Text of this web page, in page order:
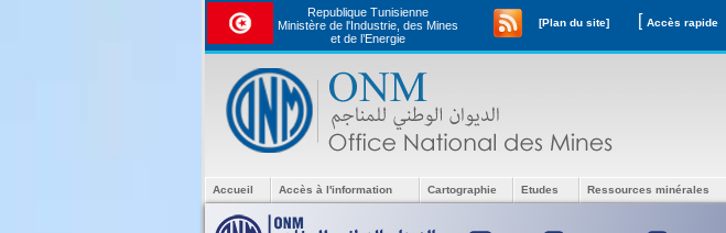
Republique Tunisienne
Ministère de l'Industrie, des Mines
et de l’Energie
[Plan du site] [
Accueil Accès à l'information Cartographie Etudes Ressources minérales